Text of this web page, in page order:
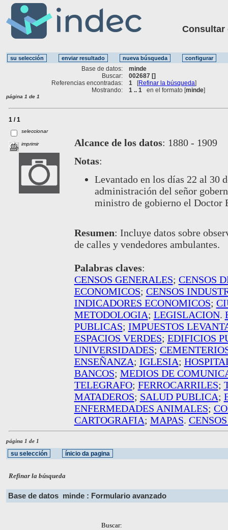
Consultar
Base de datos:
minde
Buscar:
002687 []
Referencias encontradas:
1 [Refinar la búsqueda]
Mostrando:
1 .. 1 en el formato [minde]
página 1 de 1
1 / 1
seleccionar
imprimir Alcance de los datos: 1880 - 1909
Notas:
Levantado en los días 22 al 30
administración del señor
ministro de gobierno el Doctor
Resumen: Incluye datos sobre
de calles y vendedores ambulantes.
Palabras claves:
CENSOS GENERALES; CENSOS
ECONOMICOS; CENSOS
INDICADORES ECONOMICOS;
METODOLOGIA; LEGISLACION.
PUBLICAS; IMPUESTOS
ESPACIOS VERDES; EDIFICIOS
UNIVERSIDADES;
ENSEÑANZA; IGLESIA;
BANCOS; MEDIOS DE
TELEGRAFO; FERROCARRILES;
MATADEROS; SALUD PUBLICA;
ENFERMEDADES ANIMALES;
CARTOGRAFIA; MAPAS.
página 1 de 1
Refinar la búsqueda
Base de datos minde : Formulario avanzado
Buscar: